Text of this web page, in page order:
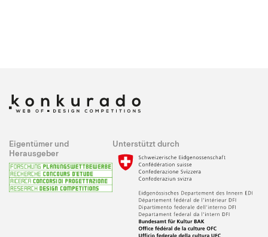
Eigentümer und
Herausgeber
Unterstützt durch